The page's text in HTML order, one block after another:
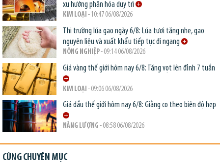
xu hướng phân hóa duy trì
KIM LOẠI - 10:47 06/08/2026
Thị trường lúa gạo ngày 6/8: Lúa tươi tăng nhẹ, gạo
nguyên liệu và xuất khẩu tiếp tục đi ngang
NÔNG NGHIỆP- 09:14 06/08/2026
Giá vàng thế giới hôm nay 6/8: Tăng vọt lên đỉnh 7 tuần
KIM LOẠI - 09:06 06/08/2026
Giá dầu thế giới hôm nay 6/8: Giằng co theo biên độ hẹp
NĂNG LƯỢNG - 08:58 06/08/2026
CÙNG CHUYÊN MỤC